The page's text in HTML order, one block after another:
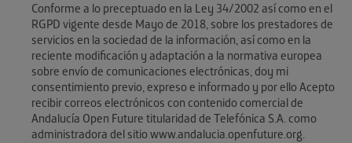
Conforme a lo preceptuado en la Ley 34/2002 así como en el
RGPD vigente desde Mayo de 2018, sobre los prestadores de
servicios en la sociedad de la información, así como en la
reciente modificación y adaptación a la normativa europea
sobre envío de comunicaciones electrónicas, doy mi
consentimiento previo, expreso e informado y por ello Acepto
recibir correos electrónicos con contenido comercial de
Andalucía Open Future titularidad de Telefónica S.A. como
administradora del sitio www.andalucia.openfuture.org.